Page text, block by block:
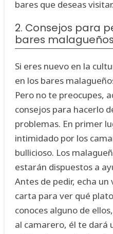
bares que deseas visitar.
2. Consejos para
bares malagueños
Si eres nuevo en la
en los bares
Pero no te preocupes,
consejos para hacerlo
problemas. En primer
intimidado por los
bullicioso. Los
estarán dispuestos a
Antes de pedir, echa
carta para ver qué
conoces alguno de
al camarero, él te dará